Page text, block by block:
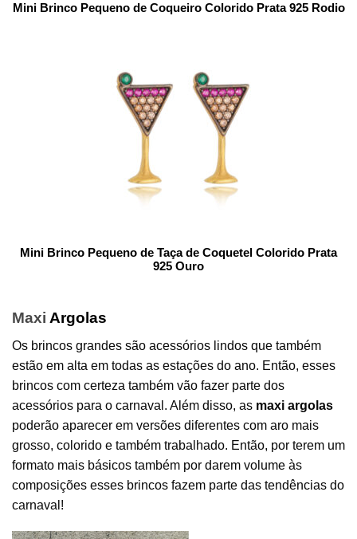
Mini Brinco Pequeno de Coqueiro Colorido Prata 925 Rodio
Mini Brinco Pequeno de Taça de Coquetel Colorido Prata
925 Ouro
Maxi Argolas
Os brincos grandes são acessórios lindos que também
estão em alta em todas as estações do ano. Então, esses
brincos com certeza também vão fazer parte dos
acessórios para o carnaval. Além disso, as maxi argolas
poderão aparecer em versões diferentes com aro mais
grosso, colorido e também trabalhado. Então, por terem um
formato mais básicos também por darem volume às
composições esses brincos fazem parte das tendências do
carnaval!